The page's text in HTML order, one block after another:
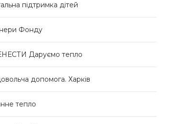
підтримка дітей
Фонду
Даруємо тепло
допомога. Харків
тепло